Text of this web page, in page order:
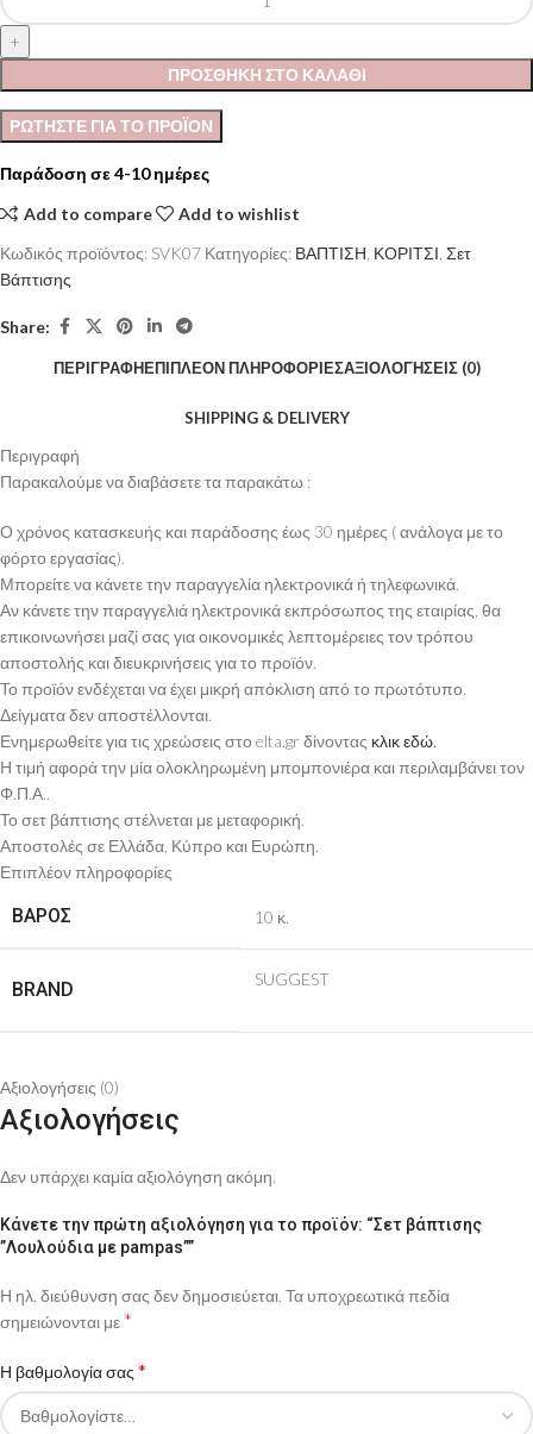
ΠΡΟΣΘΉΚΗ ΣΤΟ ΚΑΛΆΘΙ
Παράδοση σε 4-10 ημέρες
Add to compare
Add to wishlist
Κωδικός προϊόντος: SVK07 Κατηγορίες: ΒΑΠΤΙΣΗ ΚΟΡΙΤΣΙ Σετ
Βάπτισης
Share:
ΠΕΡΙΓΡΑΦΉΕΠΙΠΛΈΟΝ ΠΛΗΡΟΦΟΡΊΕΣΑΞΙΟΛΟΓΉΣΕΙΣ (0)
SHIPPING & DELIVERY
Περιγραφή
Παρακαλούμε να διαβάσετε τα παρακάτω :
Ο χρόνος κατασκευής και παράδοσης έως 30 ημέρες ( ανάλογα με το
φόρτο εργασίας).
Μπορείτε να κάνετε την παραγγελία ηλεκτρονικά ή τηλεφωνικά.
Αν κάνετε την παραγγελιά ηλεκτρονικά εκπρόσωπος της εταιρίας, θα
επικοινωνήσει μαζί σας για οικονομικές λεπτομέρειες τον τρόπου
αποστολής και διευκρινήσεις για το προϊόν.
Το προϊόν ενδέχεται να έχει μικρή απόκλιση από το πρωτότυπο.
Δείγματα δεν αποστέλλονται.
Ενημερωθείτε για τις χρεώσεις στο elta.gr δίνοντας κλικ εδώ.
Η τιμή αφορά την μία ολοκληρωμένη μπομπονιέρα και περιλαμβάνει τον
Φ.Π.Α..
Το σετ βάπτισης στέλνεται με μεταφορική.
Αποστολές σε Ελλάδα, Κύπρο και Ευρώπη.
Επιπλέον πληροφορίες
ΒΆΡΟΣ 10 κ.
BRAND SUGGEST
Αξιολογήσεις (0)
Αξιολογήσεις
Δεν υπάρχει καμία αξιολόγηση ακόμη.
Κάνετε την πρώτη αξιολόγηση για το προϊόν: “Σετ βάπτισης
”Λουλούδια με pampas””
Η ηλ. διεύθυνση σας δεν δημοσιεύεται. Τα υποχρεωτικά πεδία
σημειώνονται με *
Η βαθμολογία σας *